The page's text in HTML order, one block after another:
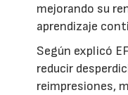
mejorando su
aprendizaje
Según explicó
reducir
reimpresiones,